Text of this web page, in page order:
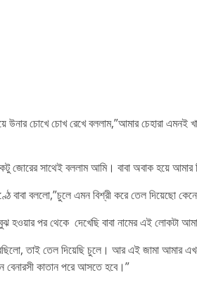
উনার চোখে চোখ রেখে বললাম,”আমার চেহারা
জোরের সাথেই বললাম আমি। বাবা অবাক হয়ে
বাবা বললো,”চুলে এমন বিশ্রী করে তেল দিয়েছো
হওয়ার পর থেকে দেখেছি বাবা নামের এই লোকটা
তাই তেল দিয়েছি চুলে। আর এই জামা আমার
কাতান পরে আসতে হবে।”